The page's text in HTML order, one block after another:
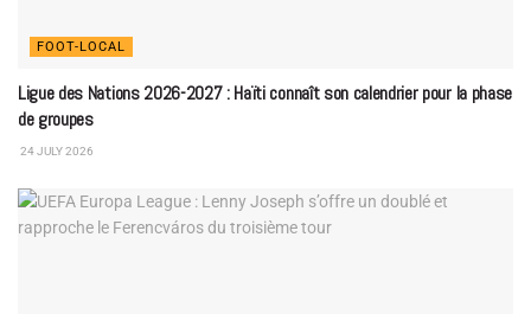
FOOT-LOCAL
Ligue des Nations 2026-2027 : Haïti connaît son calendrier pour la phase
de groupes
24 JULY 2026